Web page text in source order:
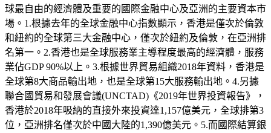
球最自由的經濟體及重要的國際金融中心及亞洲的主要資本市
場。1.根據去年的全球金融中心指數顯示，香港是僅次於倫敦
和紐約的全球第三大金融中心，僅次於紐約及倫敦，在亞洲排
名第一。2.香港也是全球服務業主導程度最高的經濟體，服務
業佔GDP 90%以上。3.根據世界貿易組織2018年資料，香港是
全球第8大商品輸出地，也是全球第15大服務輸出地。4.另據
聯合國貿易和發展會議(UNCTAD)《2019年世界投資報告》，
香港於2018年吸納的直接外來投資達1,157億美元，全球排第3
位，亞洲排名僅次於中國大陸的1,390億美元。5.而國際結算銀